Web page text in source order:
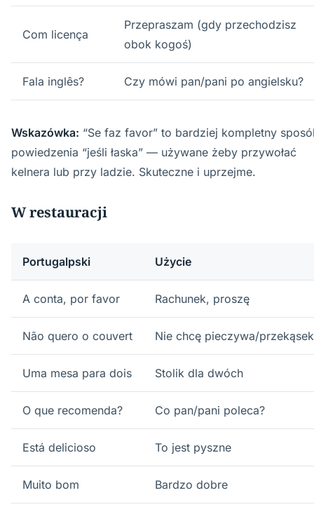
Com licença
Przepraszam (gdy przechodzisz
obok kogoś)
Fala inglês? Czy mówi pan/pani po angielsku?
Wskazówka: “Se faz favor” to bardziej kompletny
powiedzenia “jeśli łaska” — używane żeby przywołać
kelnera lub przy ladzie. Skuteczne i uprzejme.
W restauracji
Portugalpski Użycie
A conta, por favor Rachunek, proszę
Não quero o couvert Nie chcę pieczywa/przekąsek
Uma mesa para dois Stolik dla dwóch
O que recomenda? Co pan/pani poleca?
Está delicioso To jest pyszne
Muito bom Bardzo dobre